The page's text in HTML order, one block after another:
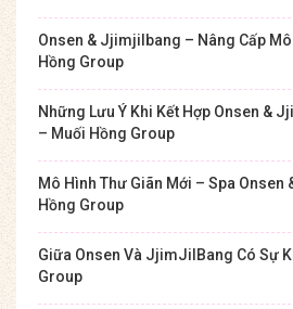
Onsen & Jjimjilbang – Nâng Cấp
Hồng Group
Những Lưu Ý Khi Kết Hợp Onsen &
– Muối Hồng Group
Mô Hình Thư Giãn Mới – Spa
Hồng Group
Giữa Onsen Và JjimJilBang Có Sự
Group